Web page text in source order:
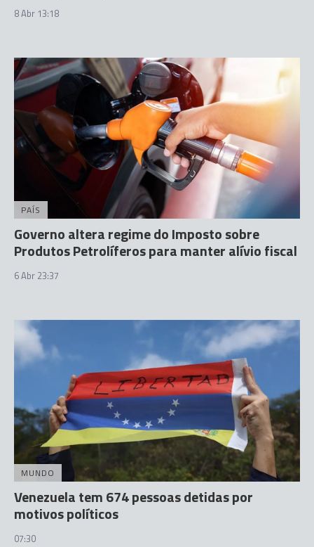
8 Abr 13:18
PAÍS
Governo altera regime do Imposto sobre
Produtos Petrolíferos para manter alívio fiscal
6 Abr 23:37
MUNDO
Venezuela tem 674 pessoas detidas por
motivos políticos
07:30